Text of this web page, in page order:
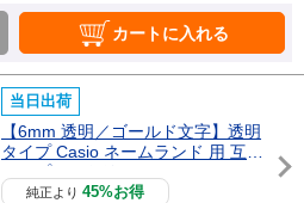
カートに入れる
当日出荷
【6mm 透明／ゴールド文字】透明
タイプ Casio ネームランド 用 互換
テープカートリッジ / XR-6XG
純正より45%お得